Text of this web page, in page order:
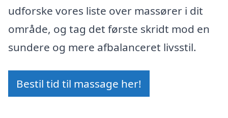
udforske vores liste over massører i dit
område, og tag det første skridt mod en
sundere og mere afbalanceret livsstil.
Bestil tid til massage her!